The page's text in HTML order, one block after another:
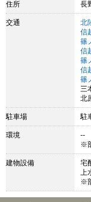
住所 長
交通 北
信
篠
信
篠
信
篠
三
北
駐車場 駐
環境
--
※
建物設備
宅
※